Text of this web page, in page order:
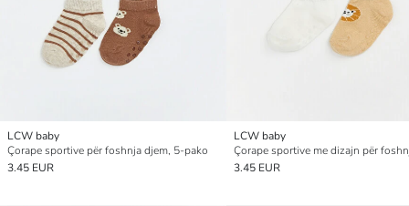
LCW baby
Çorape sportive për foshnja djem, 5-pako
3.45 EUR
LCW baby
3.45 EUR